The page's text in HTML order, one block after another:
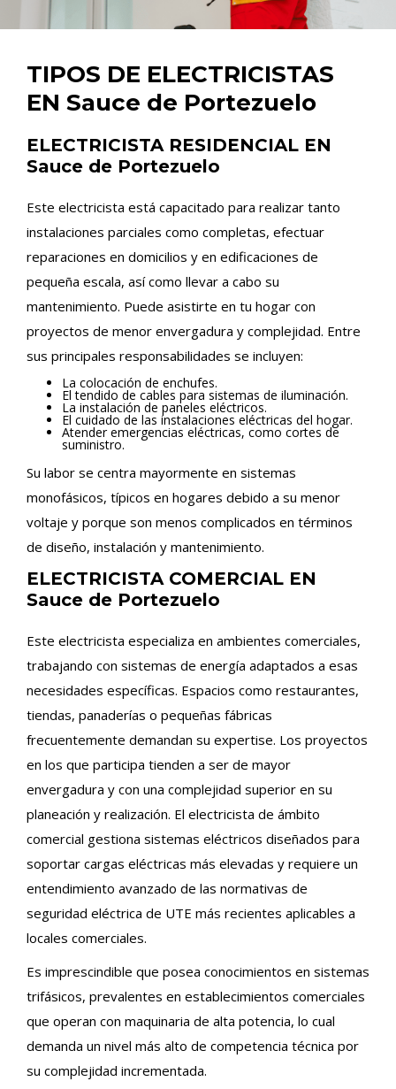
TIPOS DE ELECTRICISTAS
EN Sauce de Portezuelo
ELECTRICISTA RESIDENCIAL EN
Sauce de Portezuelo
Este electricista está capacitado para realizar tanto
instalaciones parciales como completas, efectuar
reparaciones en domicilios y en edificaciones de
pequeña escala, así como llevar a cabo su
mantenimiento. Puede asistirte en tu hogar con
proyectos de menor envergadura y complejidad. Entre
sus principales responsabilidades se incluyen:
La colocación de enchufes.
El tendido de cables para sistemas de iluminación.
La instalación de paneles eléctricos.
El cuidado de las instalaciones eléctricas del hogar.
Atender emergencias eléctricas, como cortes de
suministro.
Su labor se centra mayormente en sistemas
monofásicos, típicos en hogares debido a su menor
voltaje y porque son menos complicados en términos
de diseño, instalación y mantenimiento.
ELECTRICISTA COMERCIAL EN
Sauce de Portezuelo
Este electricista especializa en ambientes comerciales,
trabajando con sistemas de energía adaptados a esas
necesidades específicas. Espacios como restaurantes,
tiendas, panaderías o pequeñas fábricas
frecuentemente demandan su expertise. Los proyectos
en los que participa tienden a ser de mayor
envergadura y con una complejidad superior en su
planeación y realización. El electricista de ámbito
comercial gestiona sistemas eléctricos diseñados para
soportar cargas eléctricas más elevadas y requiere un
entendimiento avanzado de las normativas de
seguridad eléctrica de UTE más recientes aplicables a
locales comerciales.
Es imprescindible que posea conocimientos en sistemas
trifásicos, prevalentes en establecimientos comerciales
que operan con maquinaria de alta potencia, lo cual
demanda un nivel más alto de competencia técnica por
su complejidad incrementada.